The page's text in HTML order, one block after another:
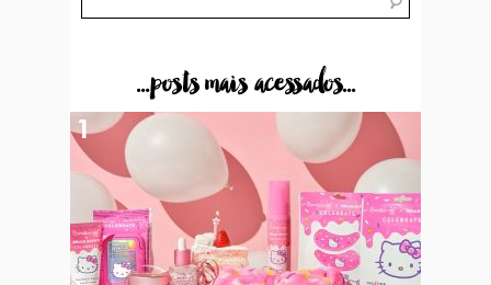
...posts mais acessados...
1